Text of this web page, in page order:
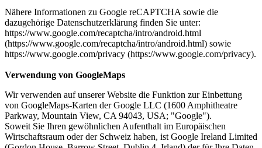
Nähere Informationen zu Google reCAPTCHA sowie die
dazugehörige Datenschutzerklärung finden Sie unter:
https://www.google.com/recaptcha/intro/android.html
(https://www.google.com/recaptcha/intro/android.html) sowie
https://www.google.com/privacy (https://www.google.com/privacy).
Verwendung von GoogleMaps
Wir verwenden auf unserer Website die Funktion zur Einbettung
von GoogleMaps-Karten der Google LLC (1600 Amphitheatre
Parkway, Mountain View, CA 94043, USA; "Google").
Soweit Sie Ihren gewöhnlichen Aufenthalt im Europäischen
Wirtschaftsraum oder der Schweiz haben, ist Google Ireland Limited